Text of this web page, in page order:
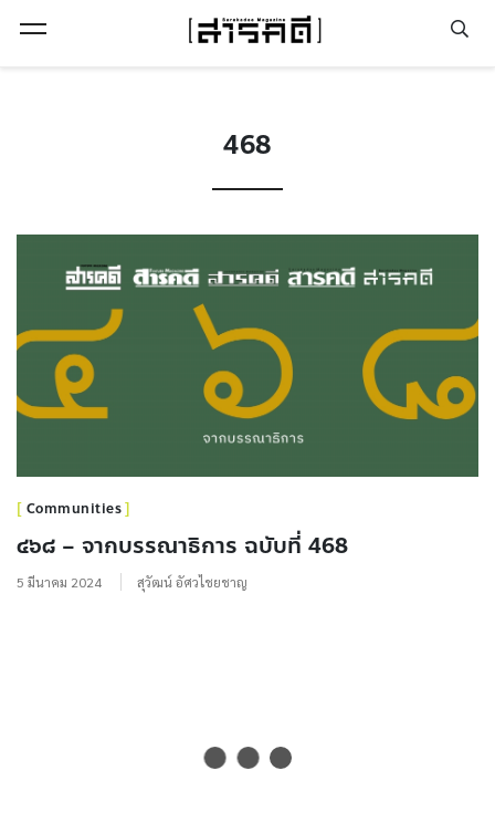
468
Communities
๔๖๘ – จากบรรณาธิการ ฉบับที่ 468
5 มีนาคม 2024 สุวัฒน์ อัศวไชยชาญ